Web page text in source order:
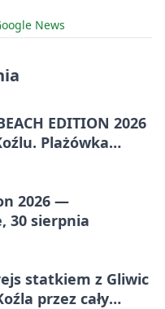
News
EDITION 2026
Plażówka
2026 —
30 sierpnia
statkiem z Gliwic
przez cały